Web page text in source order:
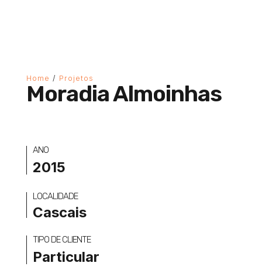
Home / Projetos
Moradia Almoinhas
ANO
2015
LOCALIDADE
Cascais
TIPO DE CLIENTE
Particular